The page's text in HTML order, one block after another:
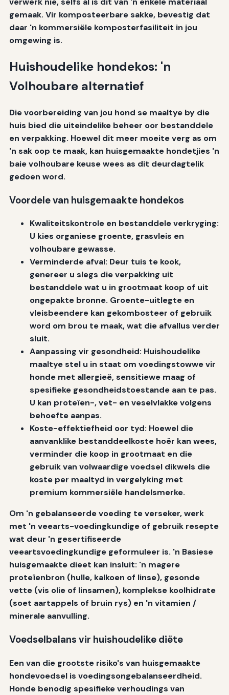
gemaak. Vir komposteerbare sakke, bevestig dat
daar 'n kommersiële komposterfasiliteit in jou
omgewing is.
Huishoudelike hondekos: 'n
Volhoubare alternatief
Die voorbereiding van jou hond se maaltye by die
huis bied die uiteindelike beheer oor bestanddele
en verpakking. Hoewel dit meer moeite verg as om
'n sak oop te maak, kan huisgemaakte hondetjies 'n
baie volhoubare keuse wees as dit deurdagtelik
gedoen word.
Voordele van huisgemaakte hondekos
Kwaliteitskontrole en bestanddele verkryging:
U kies organiese groente, grasvleis en
volhoubare gewasse.
Verminderde afval: Deur tuis te kook,
genereer u slegs die verpakking uit
bestanddele wat u in grootmaat koop of uit
ongepakte bronne. Groente-uitlegte en
vleisbeendere kan gekombosteer of gebruik
word om brou te maak, wat die afvallus verder
sluit.
Aanpassing vir gesondheid: Huishoudelike
maaltye stel u in staat om voedingstowwe vir
honde met allergieë, sensitiewe maag of
spesifieke gesondheidstoestande aan te pas.
U kan proteïen-, vet- en veselvlakke volgens
behoefte aanpas.
Koste-effektiefheid oor tyd: Hoewel die
aanvanklike bestanddeelkoste hoër kan wees,
verminder die koop in grootmaat en die
gebruik van volwaardige voedsel dikwels die
koste per maaltyd in vergelyking met
premium kommersiële handelsmerke.
Om 'n gebalanseerde voeding te verseker, werk
met 'n veearts-voedingkundige of gebruik resepte
wat deur 'n gesertifiseerde
veeartsvoedingkundige geformuleer is. 'n Basiese
huisgemaakte dieet kan insluit: 'n magere
proteïenbron (hulle, kalkoen of linse), gesonde
vette (vis olie of linsamen), komplekse koolhidrate
(soet aartappels of bruin rys) en 'n vitamien /
minerale aanvulling.
Voedselbalans vir huishoudelike diëte
Een van die grootste risiko's van huisgemaakte
hondevoedsel is voedingsongebalanseerdheid.
Honde benodig spesifieke verhoudings van